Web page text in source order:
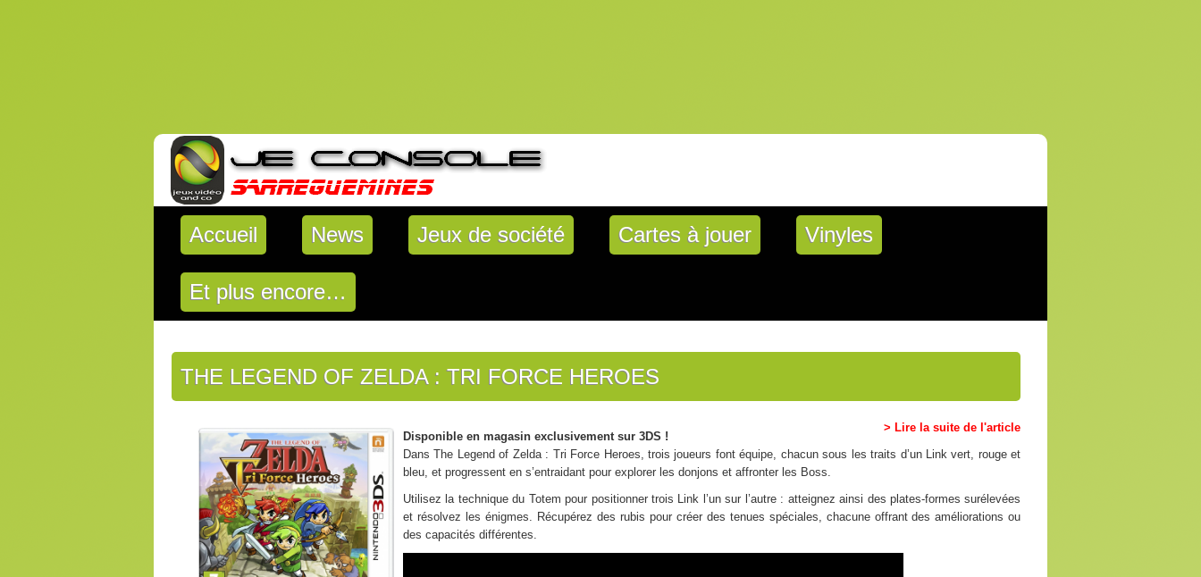
Accueil News Jeux de société Cartes à jouer Vinyles
Et plus encore…
THE LEGEND OF ZELDA : TRI FORCE HEROES
> Lire la suite de l'article
Disponible en magasin exclusivement sur 3DS !
Dans The Legend of Zelda : Tri Force Heroes, trois joueurs font équipe, chacun sous les traits d’un Link vert, rouge et
bleu, et progressent en s’entraidant pour explorer les donjons et affronter les Boss.
Utilisez la technique du Totem pour positionner trois Link l’un sur l’autre : atteignez ainsi des plates-formes surélevées
et résolvez les énigmes. Récupérez des rubis pour créer des tenues spéciales, chacune offrant des améliorations ou
des capacités différentes.